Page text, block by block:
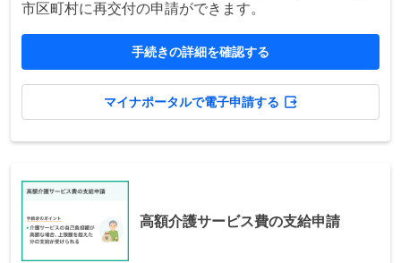
市区町村に再交付の申請ができます。
手続きの詳細を確認する
マイナポータルで電子申請する
高額介護サービス費の支給申請